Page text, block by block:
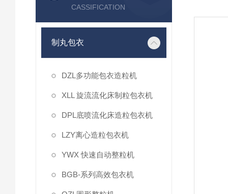
CASSIFICATION
制丸包衣
DZL多功能包衣造粒机
XLL 旋流流化床制粒包衣机
DPL底喷流化床造粒包衣机
LZY离心造粒包衣机
YWX 快速自动整粒机
BGB-系列高效包衣机